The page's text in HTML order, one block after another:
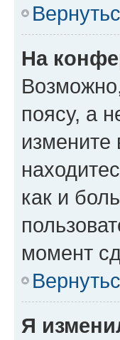
На
поясу, а
измените
как и
момент
Я